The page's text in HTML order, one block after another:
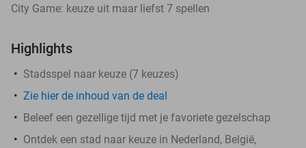
City Game: keuze uit maar liefst 7 spellen
Highlights
Stadsspel naar keuze (7 keuzes)
Zie hier de inhoud van de deal
Beleef een gezellige tijd met je favoriete gezelschap
Ontdek een stad naar keuze in Nederland, België,